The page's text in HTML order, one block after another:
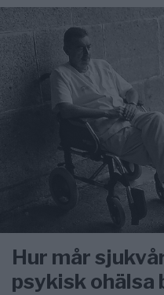
Hur mår
psykisk ohälsa